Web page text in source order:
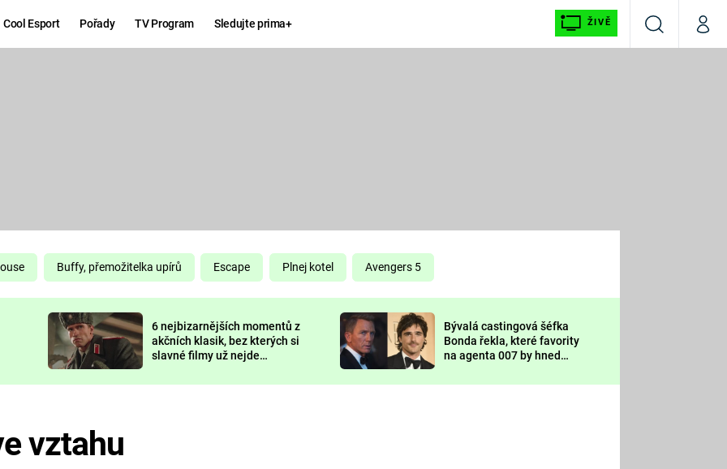
Cool Esport Pořady TV Program Sledujte prima+ ŽIVĚ
VyhledáváníMůj
DELIVERANCE
KOMEDIE
CHUCK
NORRIS
DEADPOOL
Prima LAJK
Sledujte nás
Buffy, přemožitelka upírů Escape Plnej kotel Avengers 5
6 nejbizarnějších momentů z
akčních klasik, bez kterých si
slavné filmy už nejde
Bývalá castingová šéfka
Bonda řekla, které favority
na agenta 007 by hned
vztahu